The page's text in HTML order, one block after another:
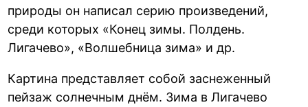
природы он написал серию произведений,
среди которых «Конец зимы. Полдень.
Лигачево», «Волшебница зима» и др.
Картина представляет собой заснеженный
пейзаж солнечным днём. Зима в Лигачево